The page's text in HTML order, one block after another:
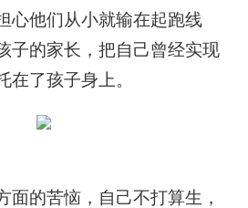
心他们从小就输在起跑线
子的家长，把自己曾经实现
在了孩子身上。
面的苦恼，自己不打算生，